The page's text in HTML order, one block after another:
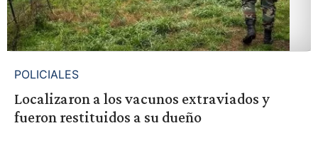
POLICIALES
Localizaron a los vacunos extraviados y
fueron restituidos a su dueño